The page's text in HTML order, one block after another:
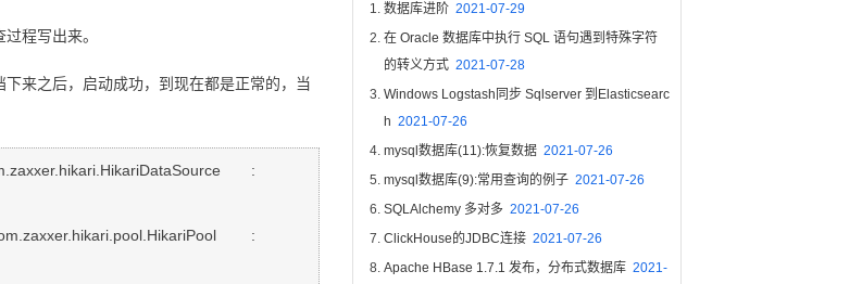
程写出来。
来之后，启动成功，到现在都是正常的，当
:
:
数据库进阶 2021-07-29
在 Oracle 数据库中执行 SQL 语句遇到特殊字符
的转义方式 2021-07-28
Windows Logstash同步 Sqlserver 到Elasticsearc
h 2021-07-26
mysql数据库(11):恢复数据 2021-07-26
mysql数据库(9):常用查询的例子 2021-07-26
SQLAlchemy 多对多 2021-07-26
ClickHouse的JDBC连接 2021-07-26
Apache HBase 1.7.1 发布，分布式数据库 2021-